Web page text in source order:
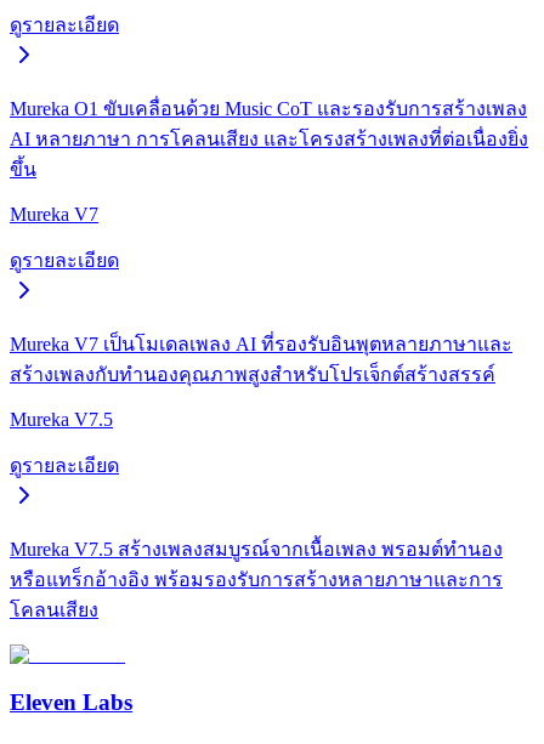
ดูรายละเอียด
Mureka O1 ขับเคลื่อนด้วย Music CoT และรองรับการสร้างเพลง
AI หลายภาษา การโคลนเสียง และโครงสร้างเพลงที่ต่อเนื่องยิ่ง
ขึ้น
Mureka V7
ดูรายละเอียด
Mureka V7 เป็นโมเดลเพลง AI ที่รองรับอินพุตหลายภาษาและ
สร้างเพลงกับทำนองคุณภาพสูงสำหรับโปรเจ็กต์สร้างสรรค์
Mureka V7.5
ดูรายละเอียด
Mureka V7.5 สร้างเพลงสมบูรณ์จากเนื้อเพลง พรอมต์ทำนอง
หรือแทร็กอ้างอิง พร้อมรองรับการสร้างหลายภาษาและการ
โคลนเสียง
Eleven Labs